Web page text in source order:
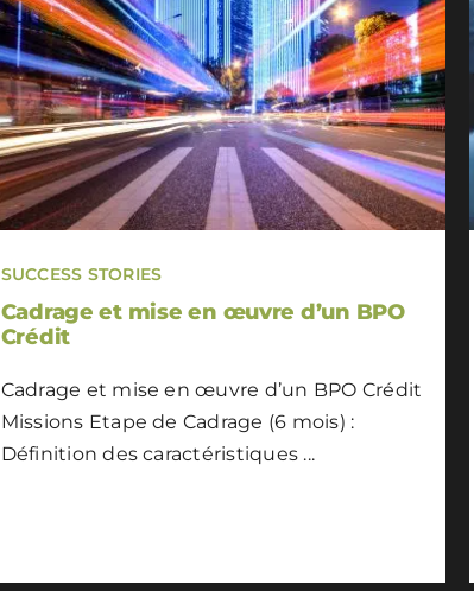
SUCCESS STORIES
Cadrage et mise en œuvre d’un BPO
Crédit
Cadrage et mise en œuvre d’un BPO Crédit
Missions Etape de Cadrage (6 mois) :
Définition des caractéristiques ...